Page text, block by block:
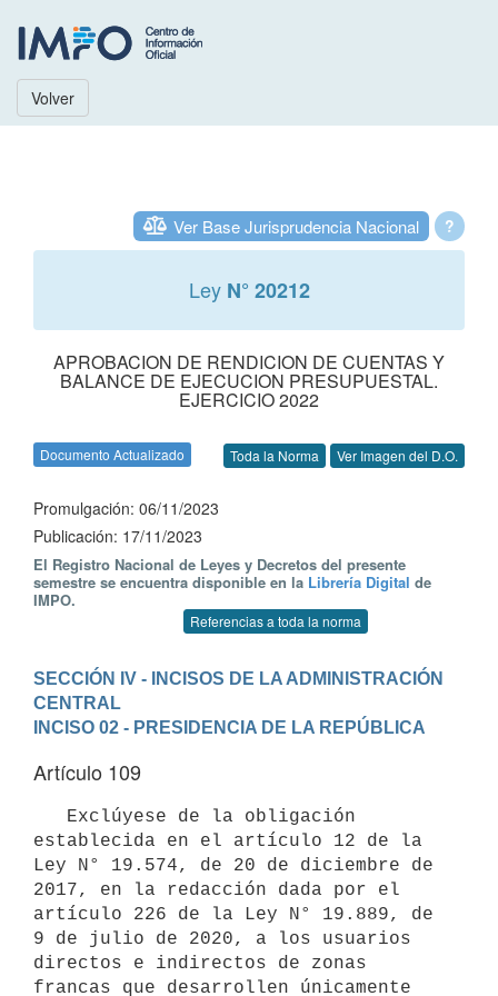
Volver
?
Ver Base Jurisprudencia Nacional
Ley N° 20212
APROBACION DE RENDICION DE CUENTAS Y
BALANCE DE EJECUCION PRESUPUESTAL.
EJERCICIO 2022
Documento Actualizado Toda la Norma Ver Imagen del D.O.
Promulgación: 06/11/2023
Publicación: 17/11/2023
El Registro Nacional de Leyes y Decretos del presente
semestre se encuentra disponible en la Librería Digital de
IMPO.
Referencias a toda la norma
SECCIÓN IV - INCISOS DE LA ADMINISTRACIÓN
CENTRAL
INCISO 02 - PRESIDENCIA DE LA REPÚBLICA
Artículo 109
establecida en el artículo 12 de la
Ley N° 19.574, de 20 de diciembre de
2017, en la redacción dada por el
artículo 226 de la Ley N° 19.889, de
9 de julio de 2020, a los usuarios
directos e indirectos de zonas
francas que desarrollen únicamente